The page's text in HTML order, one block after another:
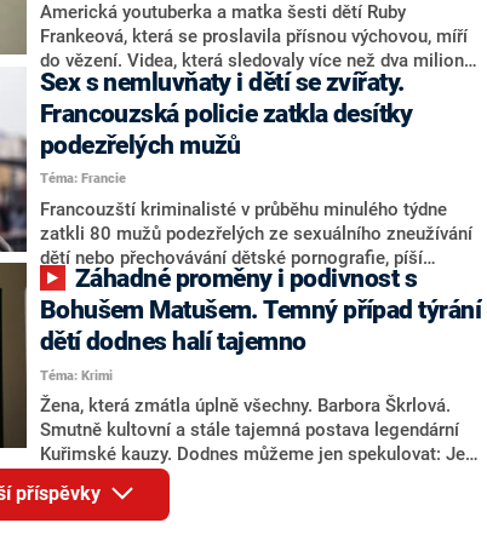
Americká youtuberka a matka šesti dětí Ruby
Frankeová, která se proslavila přísnou výchovou, míří
do vězení. Videa, která sledovaly více než dva miliony
lidí, měla sice u diváků úspěch, její striktní výchovné
metody ji ale dostaly do křížku se zákonem. Za týrání
dětí jí hrozí mnohaletý trest za mřížemi.
Sex s nemluvňaty i dětí se zvířaty.
Francouzská policie zatkla desítky
podezřelých mužů
Téma: Francie
Francouzští kriminalisté v průběhu minulého týdne
zatkli 80 mužů podezřelých ze sexuálního zneužívání
dětí nebo přechovávání dětské pornografie, píší
agentura AFP a deník Le Monde. Vyšetřovatelé se
zaměřili na profese, ve kterých podezřelí byli v přímém
kontaktu s dětmi. Mezi zatčenými jsou dva učitelé,
vychovatel v centru pro hendikepované děti a
sportovní trenéři. Mužům je mezi 30 a 60 lety.
Bohušem Matušem. Temný případ týrání
dětí dodnes halí tajemno
Téma: Krimi
Žena, která zmátla úplně všechny. Barbora Škrlová.
Smutně kultovní a stále tajemná postava legendární
Kuřimské kauzy. Dodnes můžeme jen spekulovat: Je
to nejlepší herečka historie české kriminalistiky, nebo
psychicky nemocná oběť sektářských blaznů v čele se
svým otcem? Odpověď se snaží najít další díl
příspěvky